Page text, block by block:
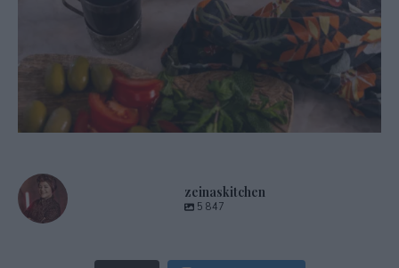
zeinaskitchen
5 847